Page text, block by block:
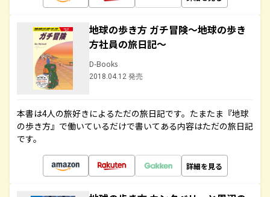
地球の歩き方 ガチ冒険～地球の歩き
方社員の旅日記～
D-Books
2018.04.12 発売
本書は4人の旅好きによるただの旅日記です。たまたま『地球
の歩き方』で働いているだけで書いてある内容はただの旅日記
です。
詳細を見る